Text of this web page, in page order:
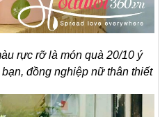
rực rỡ là món quà 20/10 ý
đồng nghiệp nữ thân thiết